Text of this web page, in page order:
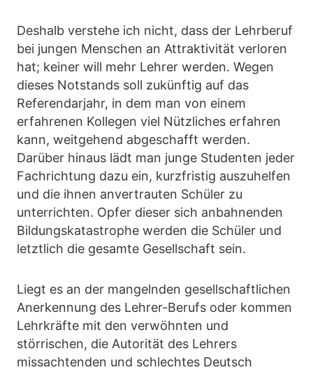
Deshalb verstehe ich nicht, dass der Lehrberuf
bei jungen Menschen an Attraktivität verloren
hat; keiner will mehr Lehrer werden. Wegen
dieses Notstands soll zukünftig auf das
Referendarjahr, in dem man von einem
erfahrenen Kollegen viel Nützliches erfahren
kann, weitgehend abgeschafft werden.
Darüber hinaus lädt man junge Studenten jeder
Fachrichtung dazu ein, kurzfristig auszuhelfen
und die ihnen anvertrauten Schüler zu
unterrichten. Opfer dieser sich anbahnenden
Bildungskatastrophe werden die Schüler und
letztlich die gesamte Gesellschaft sein.
Liegt es an der mangelnden gesellschaftlichen
Anerkennung des Lehrer-Berufs oder kommen
Lehrkräfte mit den verwöhnten und
störrischen, die Autorität des Lehrers
missachtenden und schlechtes Deutsch